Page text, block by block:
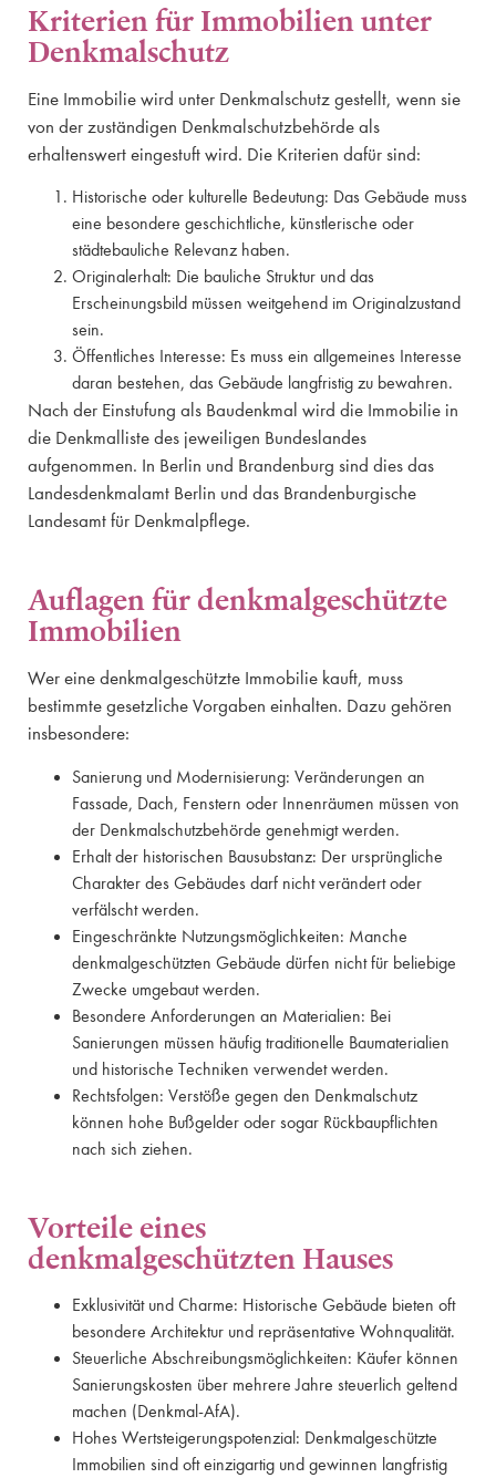
Kriterien für Immobilien unter
Denkmalschutz
Eine Immobilie wird unter Denkmalschutz gestellt, wenn sie
von der zuständigen Denkmalschutzbehörde als
erhaltenswert eingestuft wird. Die Kriterien dafür sind:
Historische oder kulturelle Bedeutung: Das Gebäude muss
eine besondere geschichtliche, künstlerische oder
städtebauliche Relevanz haben.
Originalerhalt: Die bauliche Struktur und das
Erscheinungsbild müssen weitgehend im Originalzustand
sein.
Öffentliches Interesse: Es muss ein allgemeines Interesse
daran bestehen, das Gebäude langfristig zu bewahren.
Nach der Einstufung als Baudenkmal wird die Immobilie in
die Denkmalliste des jeweiligen Bundeslandes
aufgenommen. In Berlin und Brandenburg sind dies das
Landesdenkmalamt Berlin und das Brandenburgische
Landesamt für Denkmalpflege.
Auflagen für denkmalgeschützte
Immobilien
Wer eine denkmalgeschützte Immobilie kauft, muss
bestimmte gesetzliche Vorgaben einhalten. Dazu gehören
insbesondere:
Sanierung und Modernisierung: Veränderungen an
Fassade, Dach, Fenstern oder Innenräumen müssen von
der Denkmalschutzbehörde genehmigt werden.
Erhalt der historischen Bausubstanz: Der ursprüngliche
Charakter des Gebäudes darf nicht verändert oder
verfälscht werden.
Eingeschränkte Nutzungsmöglichkeiten: Manche
denkmalgeschützten Gebäude dürfen nicht für beliebige
Zwecke umgebaut werden.
Besondere Anforderungen an Materialien: Bei
Sanierungen müssen häufig traditionelle Baumaterialien
und historische Techniken verwendet werden.
Rechtsfolgen: Verstöße gegen den Denkmalschutz
können hohe Bußgelder oder sogar Rückbaupflichten
nach sich ziehen.
Vorteile eines
denkmalgeschützten Hauses
Exklusivität und Charme: Historische Gebäude bieten oft
besondere Architektur und repräsentative Wohnqualität.
Steuerliche Abschreibungsmöglichkeiten: Käufer können
Sanierungskosten über mehrere Jahre steuerlich geltend
machen (Denkmal-AfA).
Hohes Wertsteigerungspotenzial: Denkmalgeschützte
Immobilien sind oft einzigartig und gewinnen langfristig